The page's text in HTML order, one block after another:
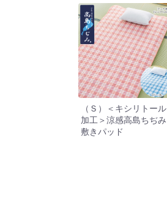
（Ｓ）＜キシリトール
加工＞涼感高島ちぢみ
敷きパッド